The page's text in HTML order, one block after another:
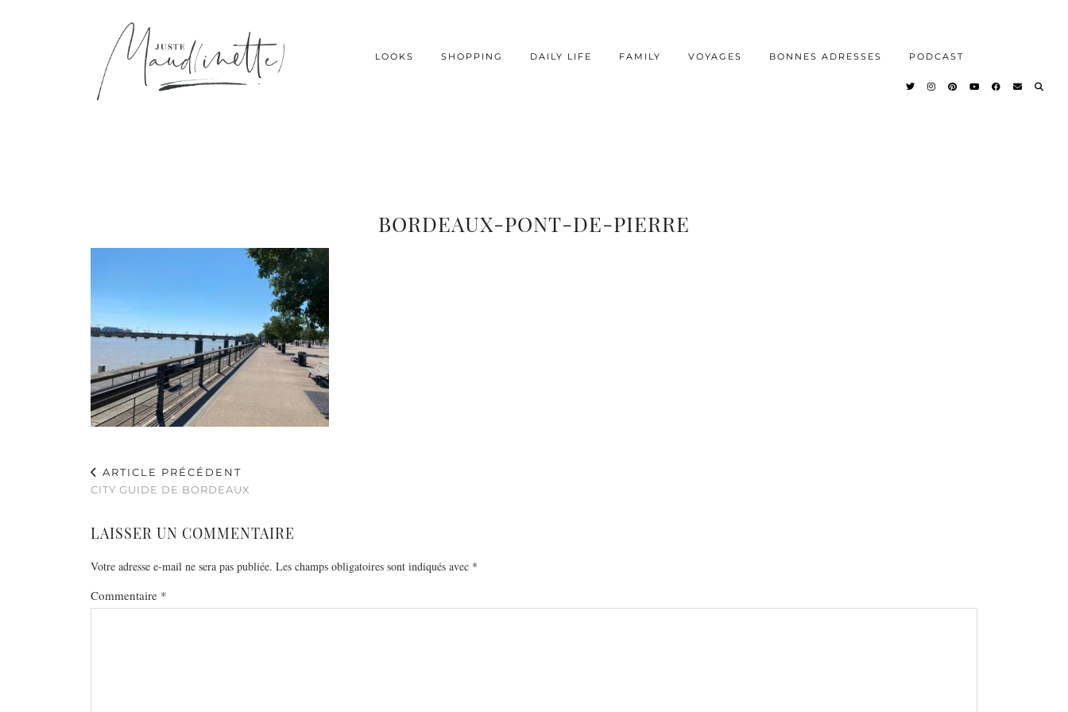
LOOKS SHOPPING DAILY LIFE FAMILY VOYAGES BONNES ADRESSES PODCAST
BORDEAUX-PONT-DE-PIERRE
ARTICLE PRÉCÉDENT
CITY GUIDE DE BORDEAUX
LAISSER UN COMMENTAIRE
Votre adresse e-mail ne sera pas publiée. Les champs obligatoires sont indiqués avec *
Commentaire *